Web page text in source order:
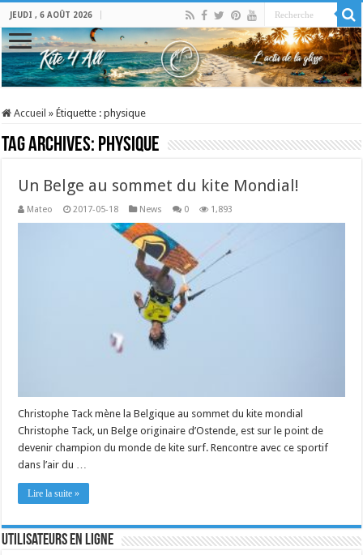
JEUDI , 6 AOÛT 2026
Accueil » Étiquette :physique
Tag Archives: physique
Un Belge au sommet du kite Mondial!
Mateo 2017-05-18 News 0 1,893
Christophe Tack mène la Belgique au sommet du kite mondial
Christophe Tack, un Belge originaire d’Ostende, est sur le point de
devenir champion du monde de kite surf. Rencontre avec ce sportif
dans l’air du …
Lire la suite »
Utilisateurs en ligne